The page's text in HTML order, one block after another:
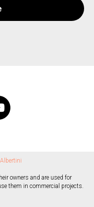
owners and are used for
them in commercial projects.